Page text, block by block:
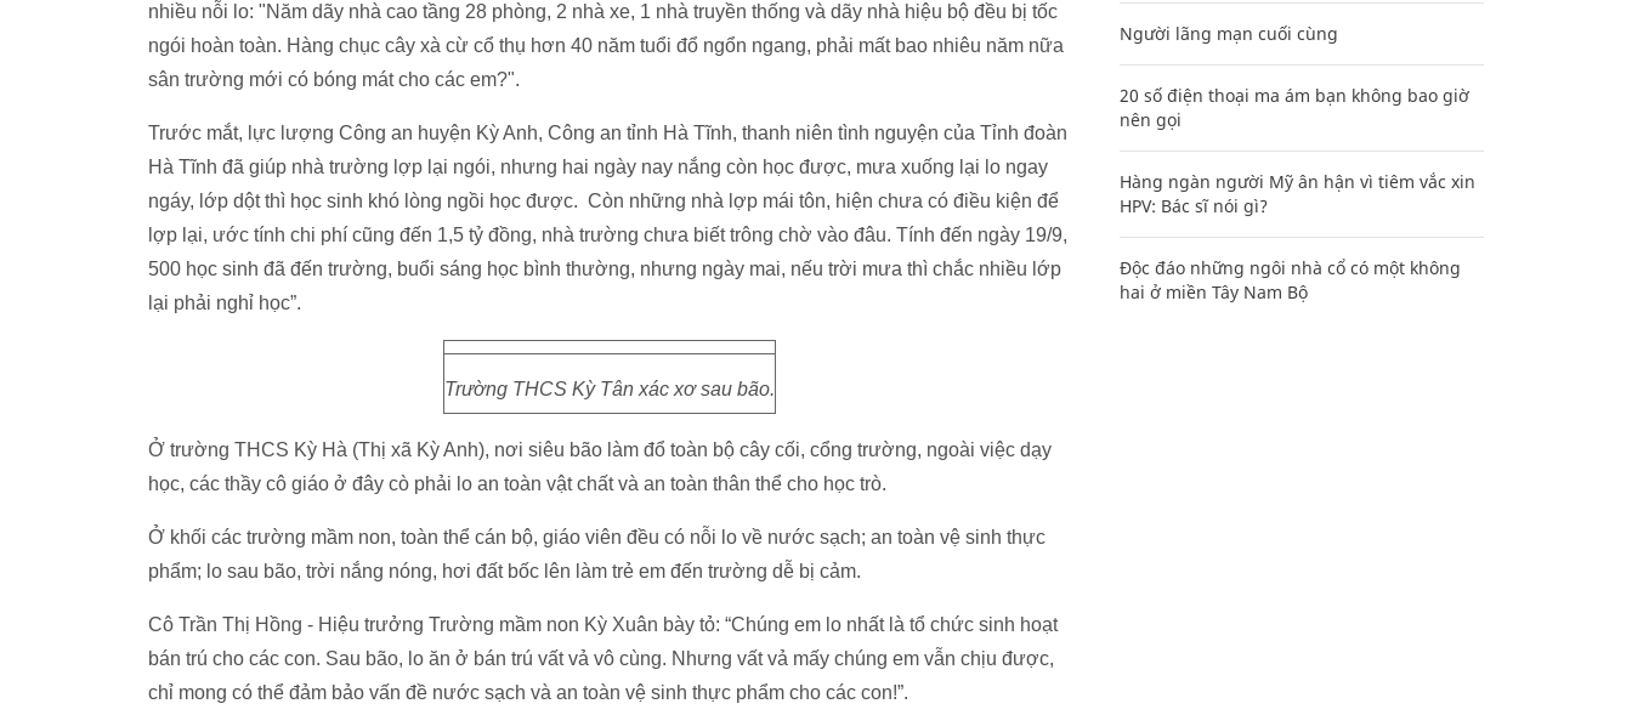
nhiều nỗi lo: "Năm dãy nhà cao tầng 28 phòng, 2 nhà xe, 1 nhà truyền thống và dãy nhà hiệu bộ đều bị tốc
ngói hoàn toàn. Hàng chục cây xà cừ cổ thụ hơn 40 năm tuổi đổ ngổn ngang, phải mất bao nhiêu năm nữa
sân trường mới có bóng mát cho các em?".
Trước mắt, lực lượng Công an huyện Kỳ Anh, Công an tỉnh Hà Tĩnh, thanh niên tình nguyện của Tỉnh đoàn
Hà Tĩnh đã giúp nhà trường lợp lại ngói, nhưng hai ngày nay nắng còn học được, mưa xuống lại lo ngay
ngáy, lớp dột thì học sinh khó lòng ngồi học được. Còn những nhà lợp mái tôn, hiện chưa có điều kiện để
lợp lại, ước tính chi phí cũng đến 1,5 tỷ đồng, nhà trường chưa biết trông chờ vào đâu. Tính đến ngày 19/9,
500 học sinh đã đến trường, buổi sáng học bình thường, nhưng ngày mai, nếu trời mưa thì chắc nhiều lớp
lại phải nghỉ học”.
Trường THCS Kỳ Tân xác xơ sau bão.
Ở trường THCS Kỳ Hà (Thị xã Kỳ Anh), nơi siêu bão làm đổ toàn bộ cây cối, cổng trường, ngoài việc dạy
học, các thầy cô giáo ở đây cò phải lo an toàn vật chất và an toàn thân thể cho học trò.
Ở khối các trường mầm non, toàn thể cán bộ, giáo viên đều có nỗi lo về nước sạch; an toàn vệ sinh thực
phẩm; lo sau bão, trời nắng nóng, hơi đất bốc lên làm trẻ em đến trường dễ bị cảm.
Cô Trần Thị Hồng - Hiệu trưởng Trường mầm non Kỳ Xuân bày tỏ: “Chúng em lo nhất là tổ chức sinh hoạt
bán trú cho các con. Sau bão, lo ăn ở bán trú vất vả vô cùng. Nhưng vất vả mấy chúng em vẫn chịu được,
chỉ mong có thể đảm bảo vấn đề nước sạch và an toàn vệ sinh thực phẩm cho các con!”.
Người lãng mạn cuối cùng
20 số điện thoại ma ám bạn không bao giờ
nên gọi
Hàng ngàn người Mỹ ân hận vì tiêm vắc xin
HPV: Bác sĩ nói gì?
Độc đáo những ngôi nhà cổ có một không
hai ở miền Tây Nam Bộ